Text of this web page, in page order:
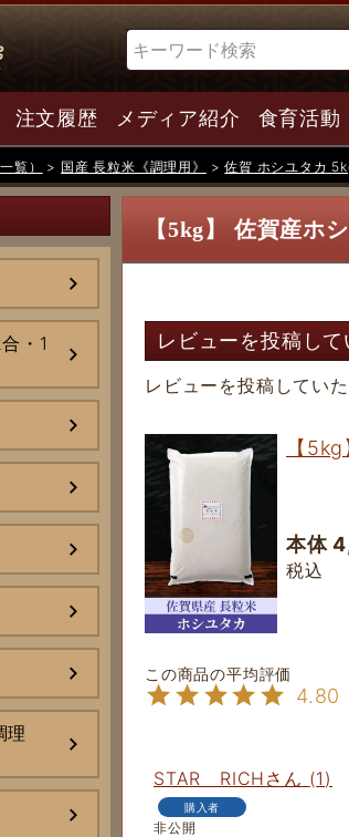
注文履歴 メディア紹介 食育活動
覧） 国産 長粒米《調理用》 佐賀 ホシユタカ
・1
理
【5kg】 佐賀産ホ
レビューを投稿し
レビューを投稿してい
【
本体
税込
4.80
STAR RICH
1
購入者
非公開